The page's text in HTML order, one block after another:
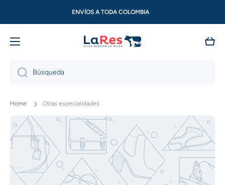
Ir directamente al contenidoENVÍOS A TODA COLOMBIA
PEDÍDO MÍNIMO DE $50.000
Búsqueda
Home Otras especialidades